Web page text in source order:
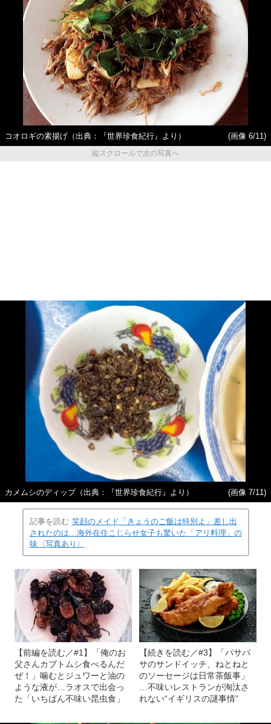
コオロギの素揚げ（出典：『世界珍食紀行』より）
(画像 6/11)
縦スクロールで次の写真へ
カメムシのディップ（出典：『世界珍食紀行』より） (画像 7/11)
記事を読む 笑顔のメイド「きょうのご飯は特別よ」差し出
されたのは…海外在住こじらせ女子も驚いた「アリ料理」の
味〈写真あり〉
【前編を読む／#1】「俺のお
父さんカブトムシ食べるんだ
ぜ！」噛むとジュワーと油の
ような液が…ラオスで出会っ
た「いちばん不味い昆虫食」
【続きを読む／#3】「パサパ
サのサンドイッチ、ねとねと
のソーセージは日常茶飯事」
…不味いレストランが淘汰さ
れない“イギリスの謎事情”